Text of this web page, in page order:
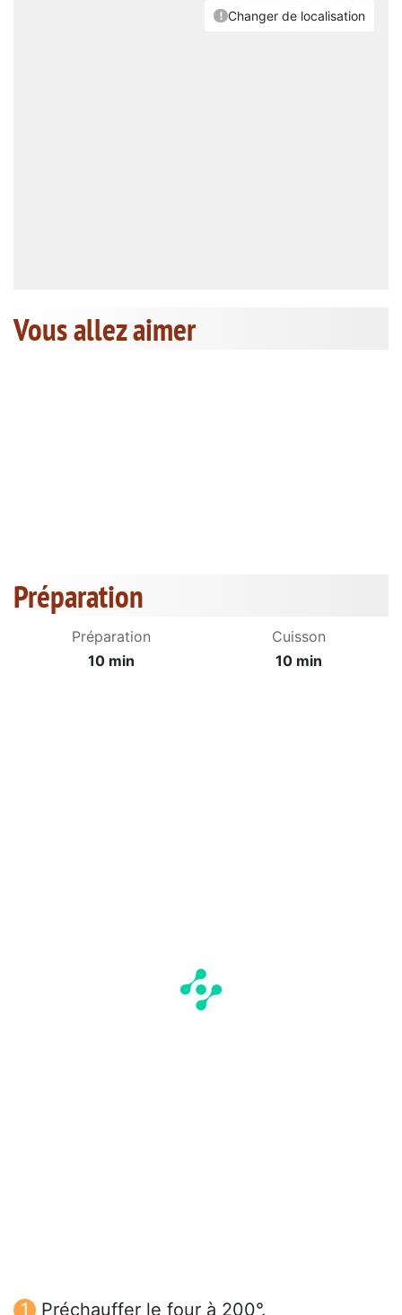
Vous allez aimer
Préparation
Préparation
10 min
Cuisson
10 min
Préchauffer le four à 200°.